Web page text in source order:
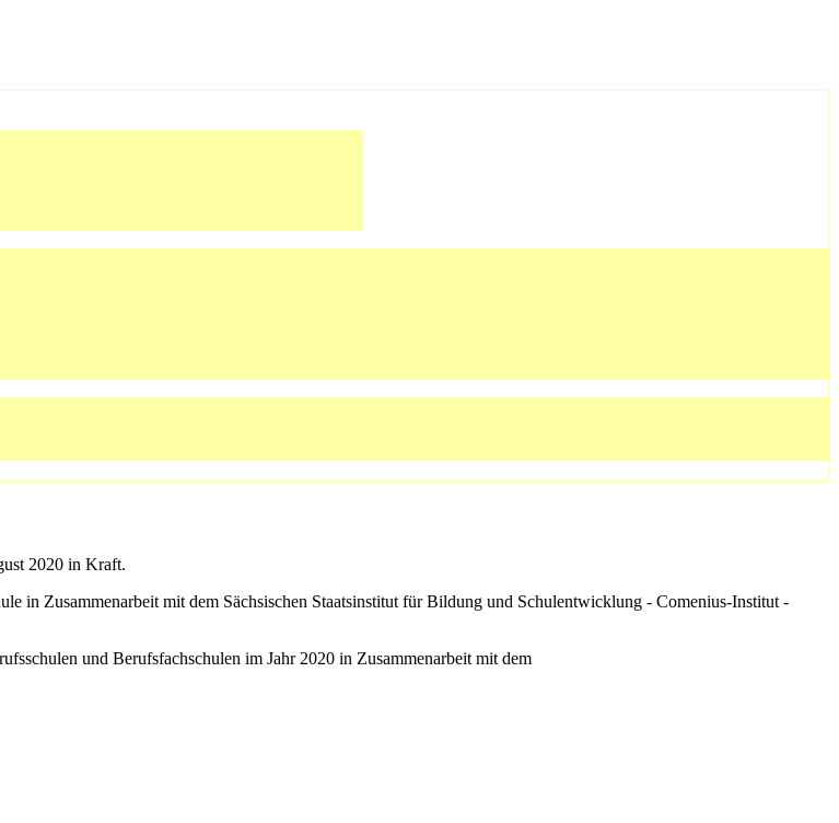
2020 in Kraft.
in Zusammenarbeit mit dem Sächsischen Staatsinstitut für Bildung und Schulentwicklung - Comenius-Institut -
und Berufsfachschulen im Jahr 2020 in Zusammenarbeit mit dem